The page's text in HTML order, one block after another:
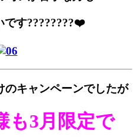
です????????❤️
のキャンペーンでしたが
も3月限定で